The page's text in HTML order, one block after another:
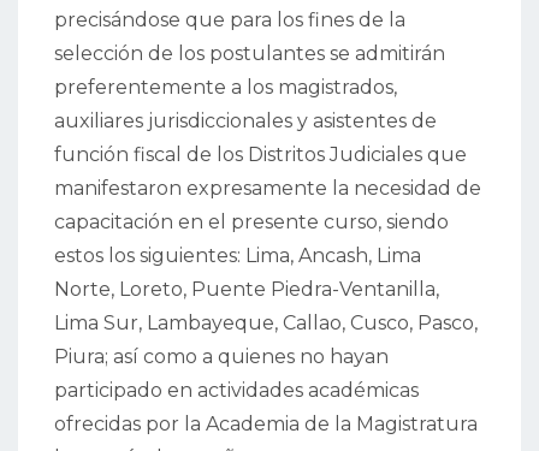
precisándose que para los fines de la
selección de los postulantes se admitirán
preferentemente a los magistrados,
auxiliares jurisdiccionales y asistentes de
función fiscal de los Distritos Judiciales que
manifestaron expresamente la necesidad de
capacitación en el presente curso, siendo
estos los siguientes: Lima, Ancash, Lima
Norte, Loreto, Puente Piedra-Ventanilla,
Lima Sur, Lambayeque, Callao, Cusco, Pasco,
Piura; así como a quienes no hayan
participado en actividades académicas
ofrecidas por la Academia de la Magistratura